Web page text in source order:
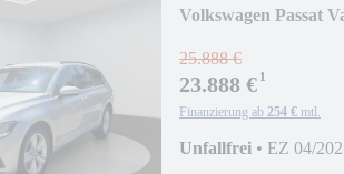
Volkswagen Passat
25.888 €
23.888 €¹
Finanzierung ab 254 € mtl.
Unfallfrei • EZ 04/